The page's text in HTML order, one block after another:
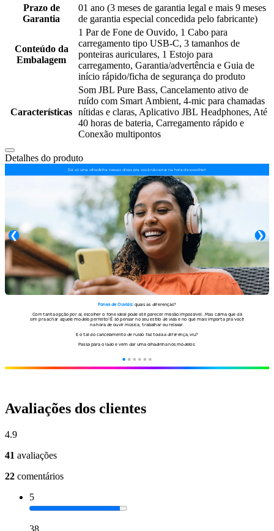
Prazo de
Garantia
01 ano (3 meses de garantia legal e mais 9 meses
de garantia especial concedida pelo fabricante)
Conteúdo da
Embalagem
1 Par de Fone de Ouvido, 1 Cabo para
carregamento tipo USB-C, 3 tamanhos de
ponteiras auriculares, 1 Estojo para
carregamento, Garantia/advertência e Guia de
início rápido/ficha de segurança do produto
Características
Som JBL Pure Bass, Cancelamento ativo de
ruído com Smart Ambient, 4-mic para chamadas
nítidas e claras, Aplicativo JBL Headphones, Até
40 horas de bateria, Carregamento rápido e
Conexão multipontos
Detalhes do produto
Avaliações dos clientes
4.9
41 avaliações
22 comentários
5
38